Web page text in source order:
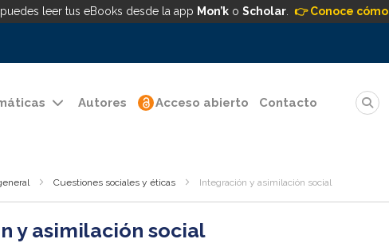
leer tus eBooks desde la app Mon’k oScholar 👉 Conoce cómo
Autores Acceso abierto Contacto
Cuestiones sociales y éticas Integración y asimilación social
y asimilación social